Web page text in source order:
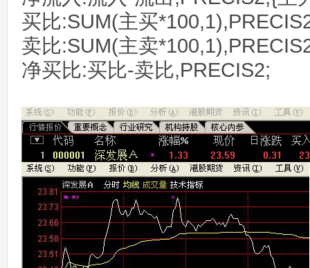
买比:SUM(主买
卖比:SUM(主卖
净买比:买比-卖比,PRECIS2;